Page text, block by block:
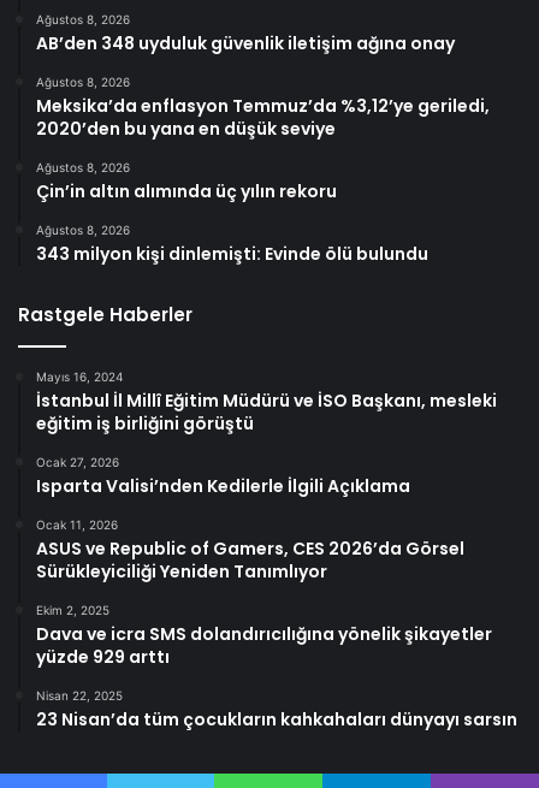
Ağustos 8, 2026
AB’den 348 uyduluk güvenlik iletişim ağına onay
Ağustos 8, 2026
Meksika’da enflasyon Temmuz’da %3,12’ye geriledi,
2020’den bu yana en düşük seviye
Ağustos 8, 2026
Çin’in altın alımında üç yılın rekoru
Ağustos 8, 2026
343 milyon kişi dinlemişti: Evinde ölü bulundu
Rastgele Haberler
Mayıs 16, 2024
İstanbul İl Millî Eğitim Müdürü ve İSO Başkanı, mesleki
eğitim iş birliğini görüştü
Ocak 27, 2026
Isparta Valisi’nden Kedilerle İlgili Açıklama
Ocak 11, 2026
ASUS ve Republic of Gamers, CES 2026’da Görsel
Sürükleyiciliği Yeniden Tanımlıyor
Ekim 2, 2025
Dava ve icra SMS dolandırıcılığına yönelik şikayetler
yüzde 929 arttı
Nisan 22, 2025
23 Nisan’da tüm çocukların kahkahaları dünyayı sarsın